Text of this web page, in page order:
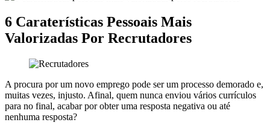
6 Caraterísticas Pessoais Mais
Valorizadas Por Recrutadores
A procura por um novo emprego pode ser um processo demorado e,
muitas vezes, injusto. Afinal, quem nunca enviou vários currículos
para no final, acabar por obter uma resposta negativa ou até
nenhuma resposta?